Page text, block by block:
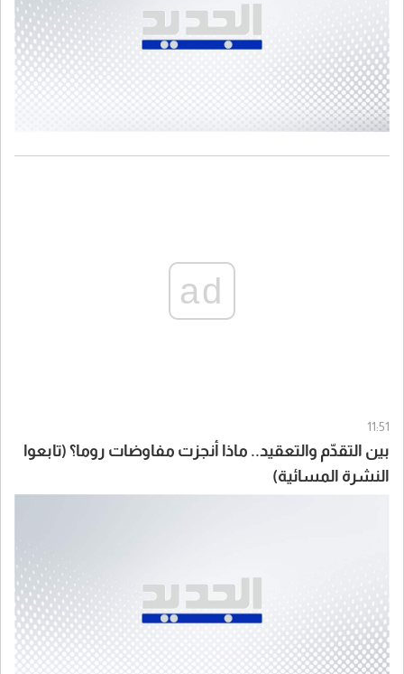
ad
11:51
بين التقدّم والتعقيد.. ماذا أنجزت مفاوضات روما؟ (تابعوا
النشرة المسائية)